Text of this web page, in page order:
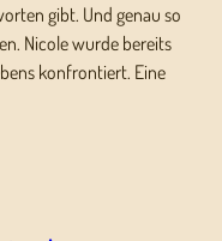
gibt. Und genau so
Nicole wurde bereits
konfrontiert. Eine